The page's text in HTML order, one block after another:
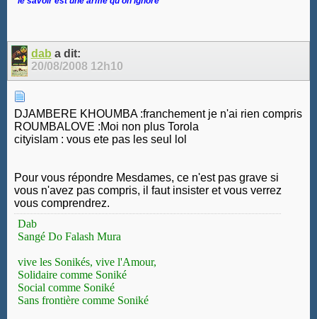
dab a dit:
20/08/2008 12h10
DJAMBERE KHOUMBA :franchement je n'ai rien compris
ROUMBALOVE :Moi non plus Torola
cityislam : vous ete pas les seul lol
Pour vous répondre Mesdames, ce n'est pas grave si
vous n'avez pas compris, il faut insister et vous verrez
vous comprendrez.
Dab
Sangé Do Falash Mura
vive les Sonikés, vive l'Amour,
Solidaire comme Soniké
Social comme Soniké
Sans frontière comme Soniké